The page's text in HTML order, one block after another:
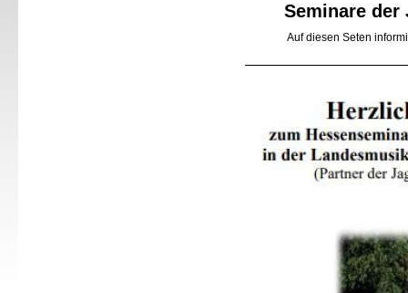
Seminare der
Auf diesen Seten